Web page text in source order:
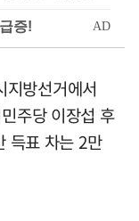
지방선거에서
주당 이장섭 후
득표 차는 2만